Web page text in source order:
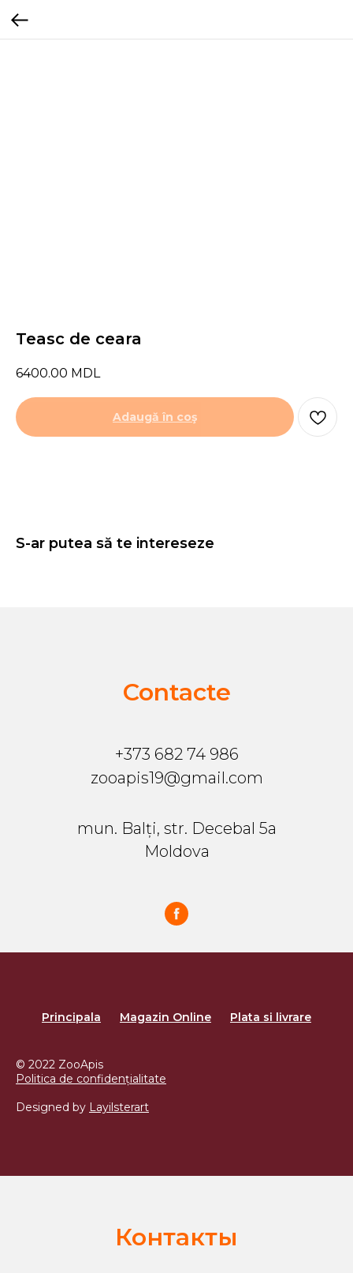
Teasc de ceara
6400.00 MDL
Adaugă în coş
S-ar putea să te intereseze
Contacte
+373 682 74 986
zooapis19@gmail.com
mun. Balți, str. Decebal 5a
Moldova
Principala Magazin Online Plata si livrare
© 2022 ZooApis
Politica de confidențialitate
Designed by Layilsterart
Контакты